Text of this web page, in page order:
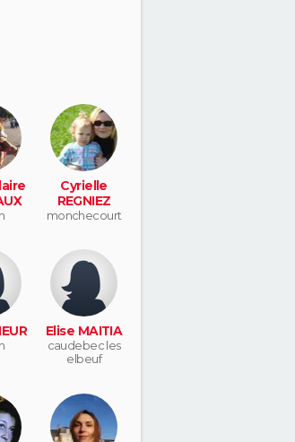
Cyrielle
REGNIEZ
monchecourt
Elise MAITIA
caudebec les
elbeuf